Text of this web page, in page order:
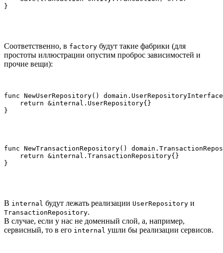
}
Соответственно, в factory будут такие фабрики (для
простоты иллюстрации опустим проброс зависимостей и
прочие вещи):
func NewUserRepository()
    return &internal.UserRepository{}
}
func NewTransactionRepository()
    return &internal.TransactionRepository{}
}
В internal будут лежать реализации UserRepository и
TransactionRepository.
В случае, если у нас не доменный слой, а, например,
сервисный, то в его internal ушли бы реализации сервисов.